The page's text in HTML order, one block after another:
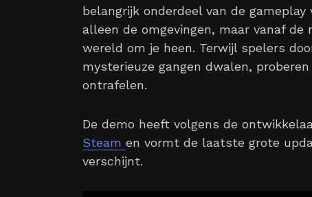
belangrijk onderdeel van de
alleen de omgevingen, maar vanaf
wereld om je heen. Terwijl spelers
mysterieuze gangen dwalen,
ontrafelen.
De demo heeft volgens de
Steam en vormt de laatste grote
verschijnt.